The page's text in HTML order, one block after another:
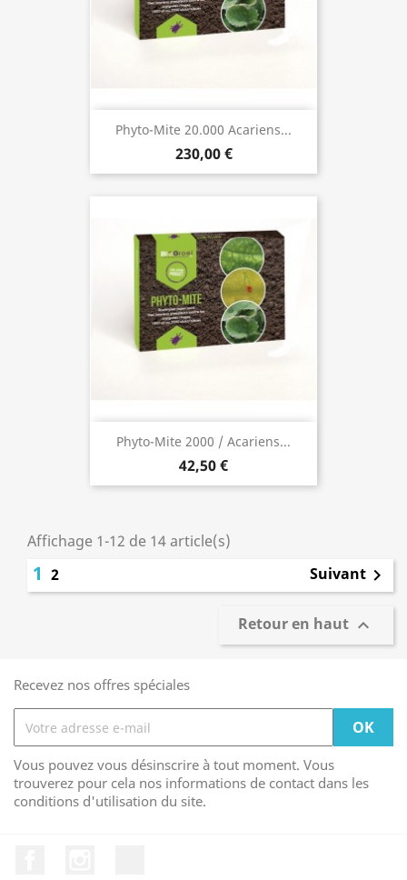
Phyto-Mite 20.000 Acariens...
230,00 €
Phyto-Mite 2000 / Acariens...
42,50 €
Affichage 1-12 de 14 article(s)
1 2 Suivant 
Retour en haut 
Recevez nos offres spéciales
Vous pouvez vous désinscrire à tout moment. Vous
trouverez pour cela nos informations de contact dans les
conditions d'utilisation du site.